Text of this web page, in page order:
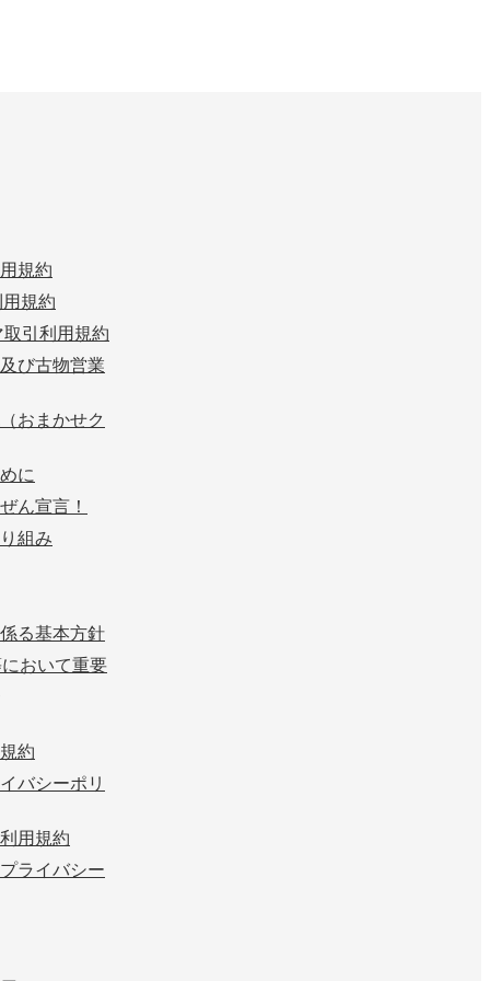
規約
用規約
引利用規約
び古物営業
おまかせク
に
ん宣言！
組み
る基本方針
おいて重要
約
バシーポリ
用規約
ライバシー